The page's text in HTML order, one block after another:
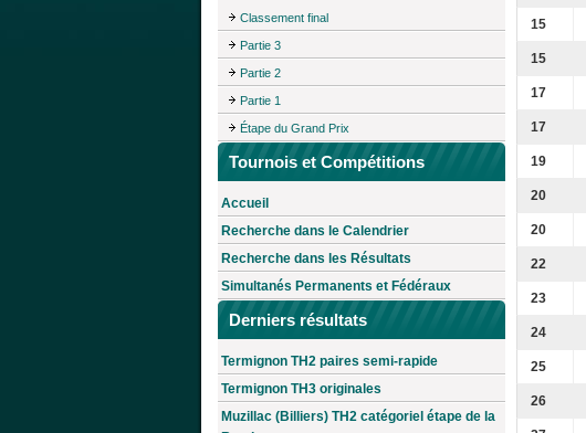
Classement final
Partie 3
Partie 2
Partie 1
Étape du Grand Prix
Tournois et Compétitions
Accueil
Recherche dans le Calendrier
Recherche dans les Résultats
Simultanés Permanents et Fédéraux
Derniers résultats
Termignon TH2 paires semi-rapide
Termignon TH3 originales
Muzillac (Billiers) TH2 catégoriel étape de la
15
15
17
17
19
20
20
22
23
24
25
26